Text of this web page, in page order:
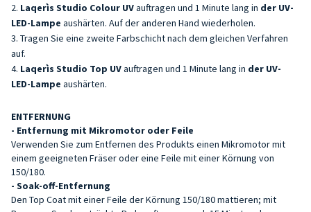
Laqerìs Studio Colour UVauftragen und 1 Minute lang in der UV-
LED-Lampe aushärten. Auf der anderen Hand wiederholen.
Tragen Sie eine zweite Farbschicht nach dem gleichen Verfahren
auf.
Laqerìs Studio Top UVauftragen und 1 Minute lang in der UV-
LED-Lampe aushärten.
ENTFERNUNG
- Entfernung mit Mikromotor oder Feile
Verwenden Sie zum Entfernen des Produkts einen Mikromotor mit
einem geeigneten Fräser oder eine Feile mit einer Körnung von
150/180.
- Soak-off-Entfernung
Den Top Coat mit einer Feile der Körnung 150/180 mattieren; mit